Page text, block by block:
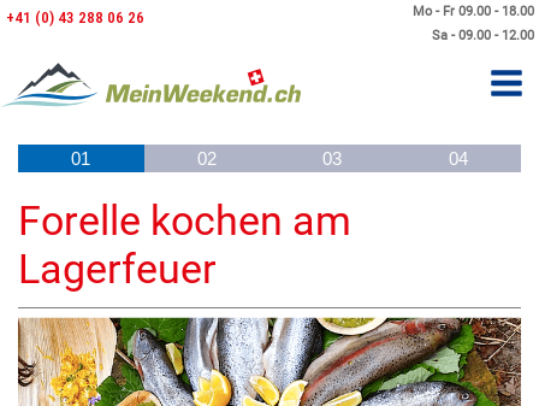
Mo - Fr 09.00 - 18.00
Sa - 09.00 - 12.00
+41 (0) 43 288 06 26
01 02 03 04
Forelle kochen am
Lagerfeuer